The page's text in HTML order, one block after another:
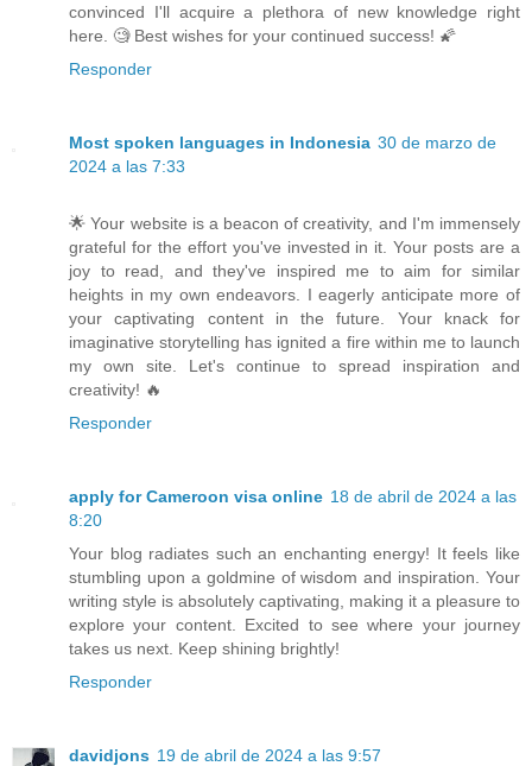
convinced I'll acquire a plethora of new knowledge right
here. 🧐 Best wishes for your continued success! 🌠
Responder
Most spoken languages in Indonesia 30 de marzo de
2024 a las 7:33
🌟 Your website is a beacon of creativity, and I'm immensely
grateful for the effort you've invested in it. Your posts are a
joy to read, and they've inspired me to aim for similar
heights in my own endeavors. I eagerly anticipate more of
your captivating content in the future. Your knack for
imaginative storytelling has ignited a fire within me to launch
my own site. Let's continue to spread inspiration and
creativity! 🔥
Responder
apply for Cameroon visa online 18 de abril de 2024 a las
8:20
Your blog radiates such an enchanting energy! It feels like
stumbling upon a goldmine of wisdom and inspiration. Your
writing style is absolutely captivating, making it a pleasure to
explore your content. Excited to see where your journey
takes us next. Keep shining brightly!
Responder
davidjons 19 de abril de 2024 a las 9:57